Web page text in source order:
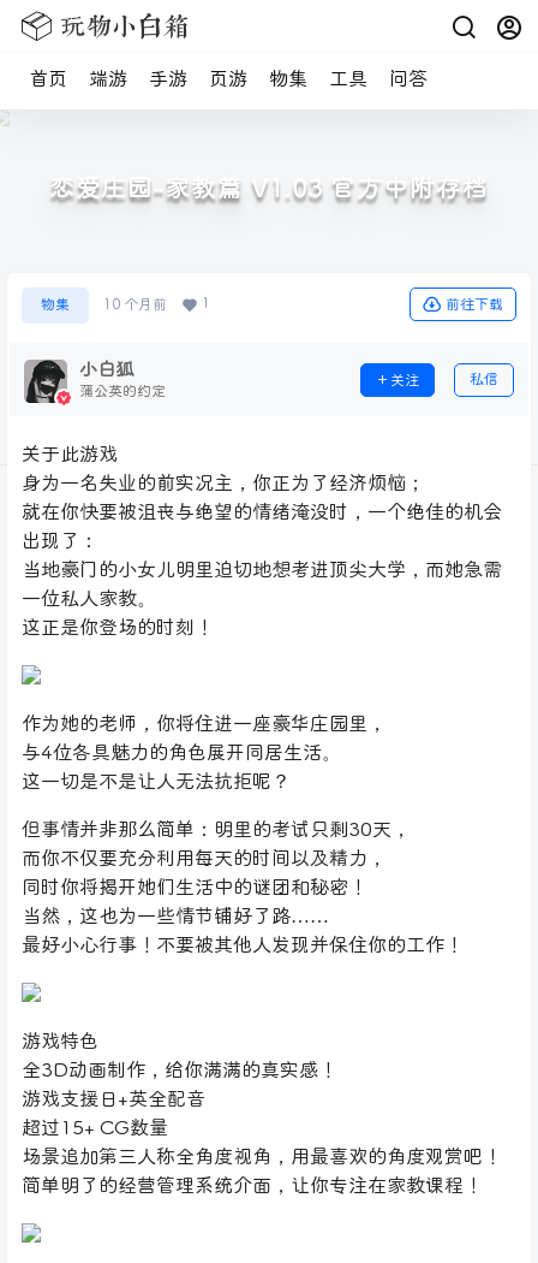
首页 端游 手游 页游 物集 工具 问答
恋爱庄园-家教篇 V1.03 官方中附存档
物集 10 个月前 1 前往下载
小白狐
蒲公英的约定
关注 私信
关于此游戏
身为一名失业的前实况主，你正为了经济烦恼；
就在你快要被沮丧与绝望的情绪淹没时，一个绝佳的机会
出现了：
当地豪门的小女儿明里迫切地想考进顶尖大学，而她急需
一位私人家教。
这正是你登场的时刻！
作为她的老师，你将住进一座豪华庄园里，
与4位各具魅力的角色展开同居生活。
这一切是不是让人无法抗拒呢？
但事情并非那么简单：明里的考试只剩30天，
而你不仅要充分利用每天的时间以及精力，
同时你将揭开她们生活中的谜团和秘密！
当然，这也为一些情节铺好了路……
最好小心行事！不要被其他人发现并保住你的工作！
游戏特色
全3D动画制作，给你满满的真实感！
游戏支援日+英全配音
超过15+ CG数量
场景追加第三人称全角度视角，用最喜欢的角度观赏吧！
简单明了的经营管理系统介面，让你专注在家教课程！